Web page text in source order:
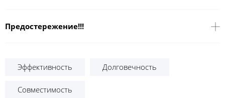
Предостережение!!!
Эффективность Долговечность
Совместимость